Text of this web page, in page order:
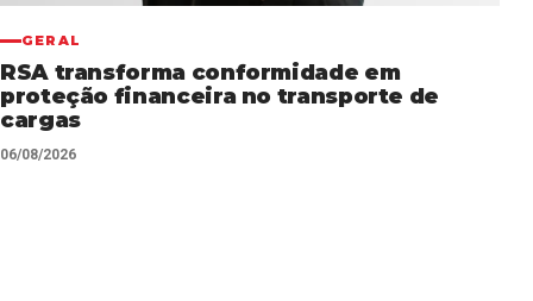
GERAL
RSA transforma conformidade em
proteção financeira no transporte de
cargas
06/08/2026